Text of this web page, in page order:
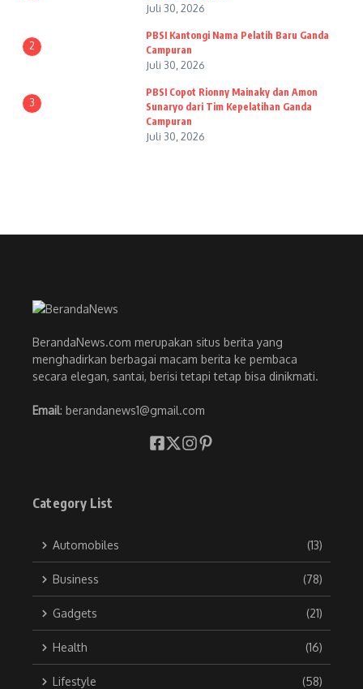
Juli 30, 2026
2
PBSI Kantongi Nama Pelatih Baru Ganda
Campuran
Juli 30, 2026
3
PBSI Copot Rionny Mainaky dan Amon
Sunaryo dari Tim Kepelatihan Ganda
Campuran
Juli 30, 2026
BerandaNews.com merupakan situs berita yang
menghadirkan berbagai macam berita ke pembaca
secara elegan, santai, berisi tetapi tetap bisa dinikmati.
Email: berandanews1@gmail.com
Category List
Automobiles (13)
Business (78)
Gadgets (21)
Health (16)
Lifestyle (58)